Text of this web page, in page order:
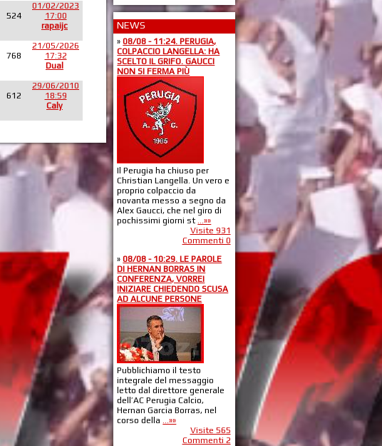
524
01/02/2023
17:00
rapaijc
768
21/05/2026
17:32
Dual
612
29/06/2010
18:59
Caly
NEWS
»08/08 - 11:24. PERUGIA,
COLPACCIO LANGELLA: HA
SCELTO IL GRIFO. GAUCCI
NON SI FERMA PIÙ
Il Perugia ha chiuso per
Christian Langella. Un vero e
proprio colpaccio da
novanta messo a segno da
Alex Gaucci, che nel giro di
pochissimi giorni st
...»»
Visite 931
Commenti 0
»08/08 - 10:29. LE PAROLE
DI HERNAN BORRAS IN
CONFERENZA, VORREI
INIZIARE CHIEDENDO SCUSA
AD ALCUNE PERSONE
Pubblichiamo il testo
integrale del messaggio
letto dal direttore generale
dell’AC Perugia Calcio,
Hernan Garcia Borras, nel
corso della
...»»
Visite 565
Commenti 2